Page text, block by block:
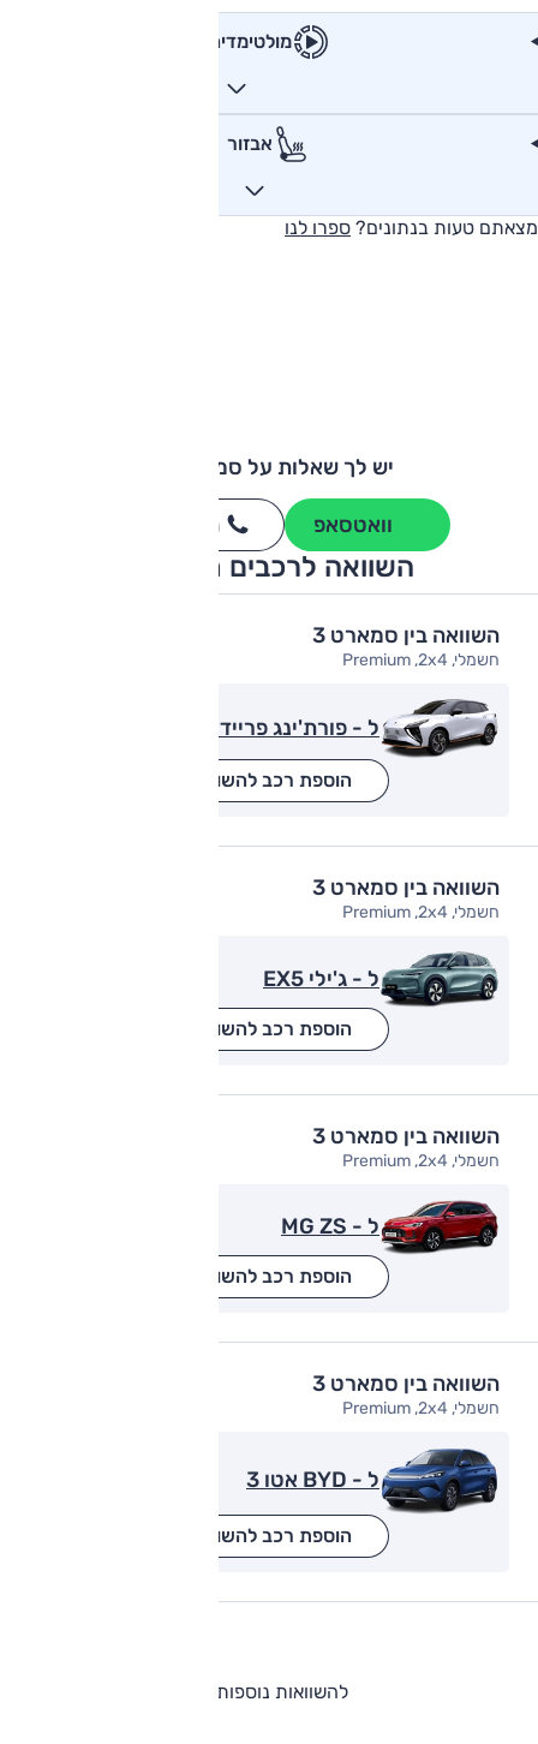
מולטימדיה
אבזור
מצאתם טעות בנתונים? ספרו לנו
יש לך שאלות על סמארט 3?
וואטסאפ חייגו
השוואה לרכבים מתחרים
השוואה בין סמארט 3
חשמלי, Premium ,2x4
ל - פורת'ינג פריידי
הוספת רכב להשוואה
השוואה בין סמארט 3
חשמלי, Premium ,2x4
ל - ג'ילי EX5
הוספת רכב להשוואה
השוואה בין סמארט 3
חשמלי, Premium ,2x4
ל - MG ZS
הוספת רכב להשוואה
השוואה בין סמארט 3
חשמלי, Premium ,2x4
ל - BYD אטו 3
הוספת רכב להשוואה
להשוואות נוספות